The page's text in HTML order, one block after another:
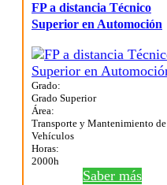
FP a distancia Técnico
Superior en Automoción
Grado:
Grado Superior
Área:
Transporte y Mantenimiento de
Vehículos
Horas:
2000h
Saber más